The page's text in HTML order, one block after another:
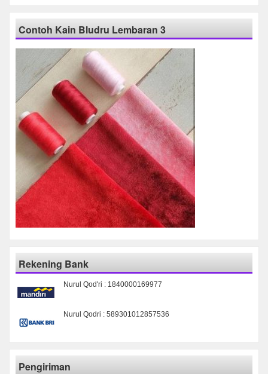
Contoh Kain Bludru Lembaran 3
Rekening Bank
Nurul Qod'ri : 1840000169977
Nurul Qodri : 589301012857536
Pengiriman